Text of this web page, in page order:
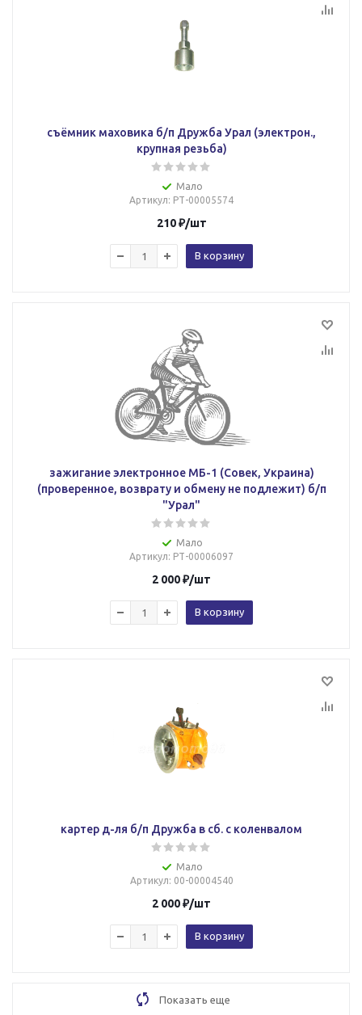
съёмник маховика б/п Дружба Урал (электрон.,
крупная резьба)
Мало
Артикул: РТ-00005574
210₽/шт
В корзину
зажигание электронное МБ-1 (Совек, Украина)
(проверенное, возврату и обмену не подлежит) б/п
"Урал"
Мало
Артикул: РТ-00006097
2 000₽/шт
В корзину
картер д-ля б/п Дружба в сб. с коленвалом
Мало
Артикул: 00-00004540
2 000₽/шт
В корзину
Показать еще